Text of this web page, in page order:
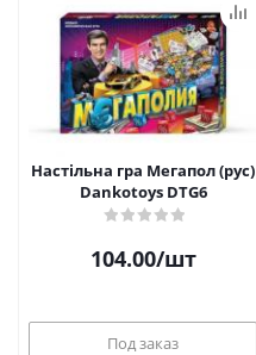
Настільна гра Мегапол (рус)
Dankotoys DTG6
104.00/шт
Под заказ